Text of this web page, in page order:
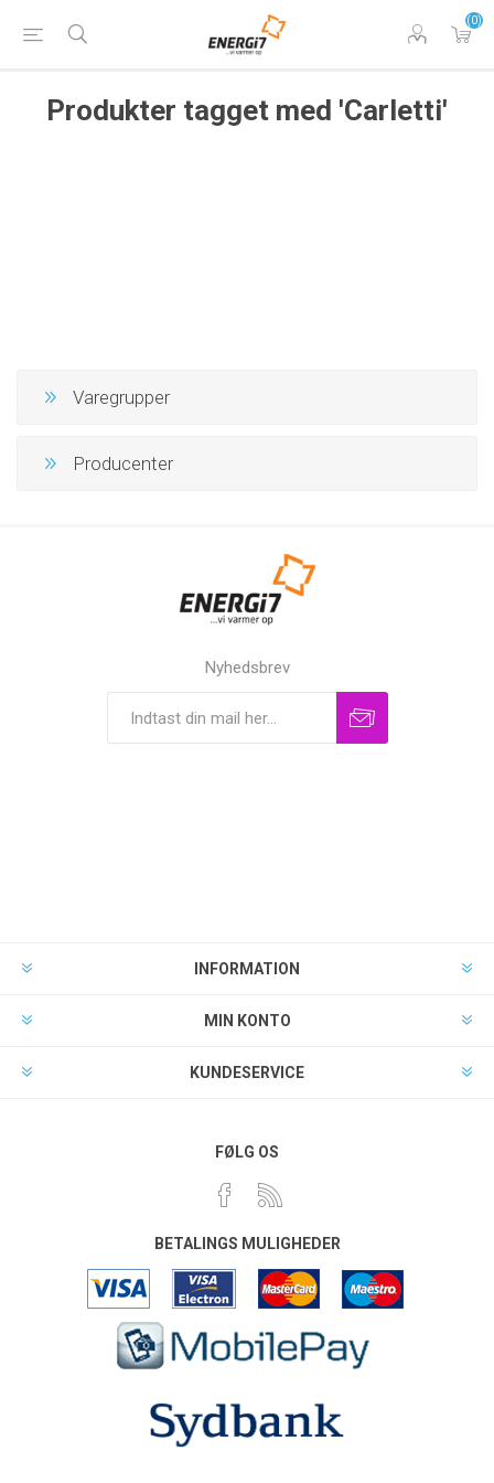
(0)
Produkter tagget med 'Carletti'
Varegrupper
Producenter
Nyhedsbrev
INFORMATION
MIN KONTO
KUNDESERVICE
FØLG OS
BETALINGS MULIGHEDER